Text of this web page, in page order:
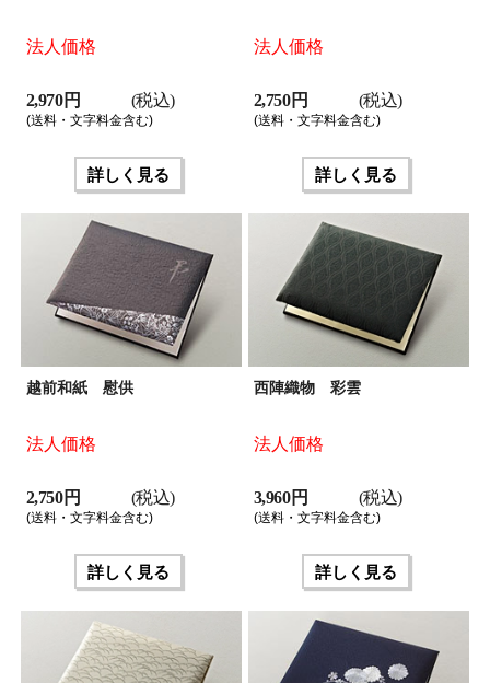
法人価格
2,970 円 (税込)
(送料・文字料金含む)
詳しく見る
法人価格
2,750 円 (税込)
(送料・文字料金含む)
詳しく見る
越前和紙 慰供
法人価格
2,750 円 (税込)
(送料・文字料金含む)
詳しく見る
西陣織物 彩雲
法人価格
3,960 円 (税込)
(送料・文字料金含む)
詳しく見る